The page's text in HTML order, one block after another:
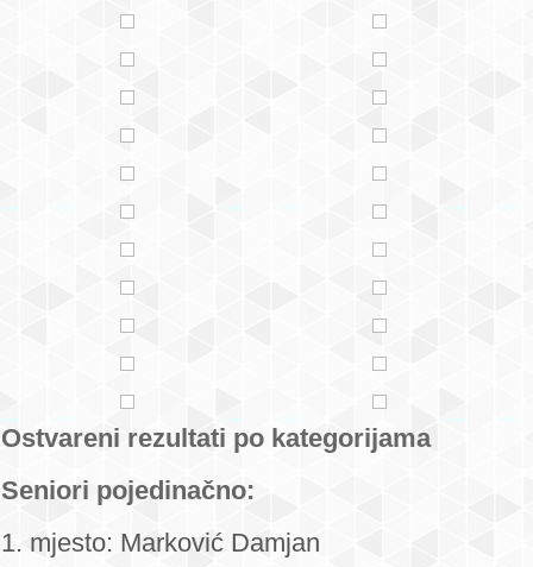
Ostvareni rezultati po kategorijama
Seniori pojedinačno:
1. mjesto: Marković Damjan